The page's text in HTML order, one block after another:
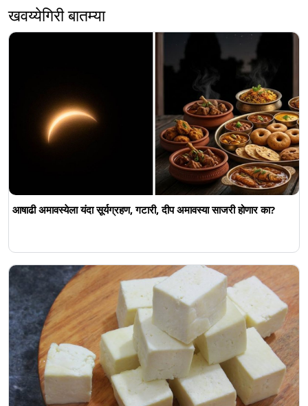
खवय्येगिरी बातम्या
आषाढी अमावस्येला यंदा सूर्यग्रहण, गटारी, दीप अमावस्या साजरी होणार का?